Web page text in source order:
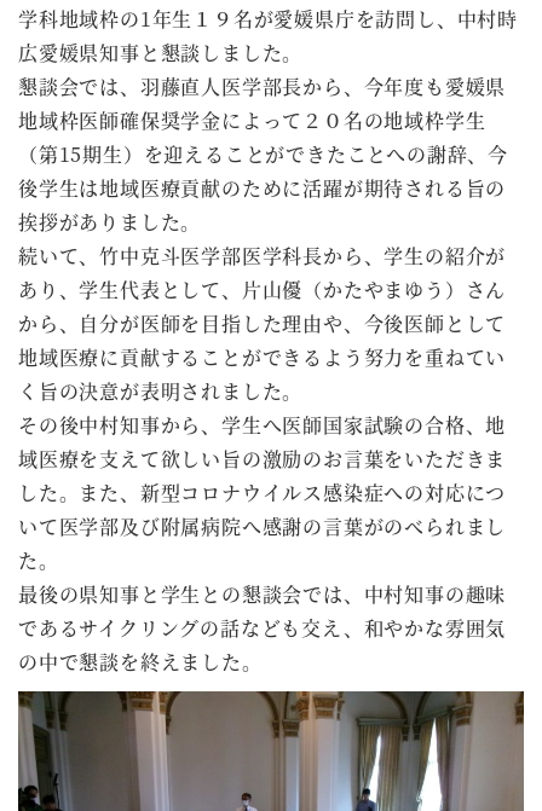
学科地域枠の1年生１９名が愛媛県庁を訪問し、中村時
広愛媛県知事と懇談しました。
懇談会では、羽藤直人医学部長から、今年度も愛媛県
地域枠医師確保奨学金によって２０名の地域枠学生
（第15期生）を迎えることができたことへの謝辞、今
後学生は地域医療貢献のために活躍が期待される旨の
挨拶がありました。
続いて、竹中克斗医学部医学科長から、学生の紹介が
あり、学生代表として、片山優（かたやまゆう）さん
から、自分が医師を目指した理由や、今後医師として
地域医療に貢献することができるよう努力を重ねてい
く旨の決意が表明されました。
その後中村知事から、学生へ医師国家試験の合格、地
域医療を支えて欲しい旨の激励のお言葉をいただきま
した。また、新型コロナウイルス感染症への対応につ
いて医学部及び附属病院へ感謝の言葉がのべられまし
た。
最後の県知事と学生との懇談会では、中村知事の趣味
であるサイクリングの話なども交え、和やかな雰囲気
の中で懇談を終えました。